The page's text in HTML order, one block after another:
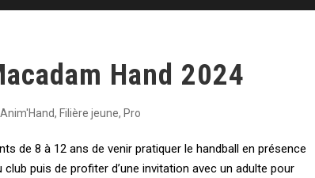
Hand 2024
Anim'Hand, Filière jeune, Pro
de 8 à 12 ans de venir pratiquer le handball en présence
puis de profiter d’une invitation avec un adulte pour